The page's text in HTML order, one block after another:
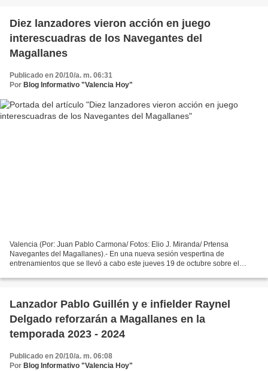
Diez lanzadores vieron acción en juego
interescuadras de los Navegantes del
Magallanes
Publicado en 20/10/a. m. 06:31
Por Blog Informativo "Valencia Hoy"
Valencia (Por: Juan Pablo Carmona/ Fotos: Elio J. Miranda/ Prtensa
Navegantes del Magallanes).- En una nueva sesión vespertina de
entrenamientos que se llevó a cabo este jueves 19 de octubre sobre el
Lanzador Pablo Guillén y e infielder Raynel
Delgado reforzarán a Magallanes en la
temporada 2023 - 2024
Publicado en 20/10/a. m. 06:08
Por Blog Informativo "Valencia Hoy"